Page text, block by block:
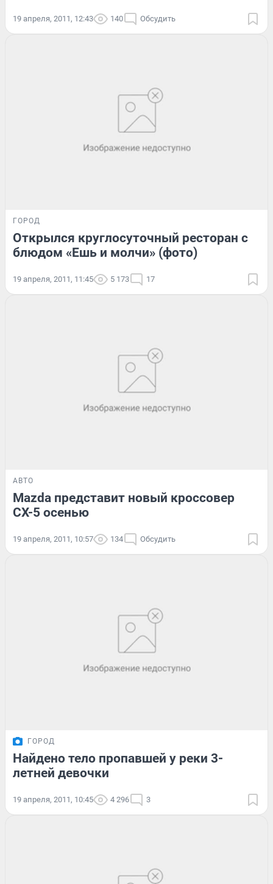
19 апреля, 2011, 12:43 140 Обсудить
ГОРОД
Открылся круглосуточный ресторан с
блюдом «Ешь и молчи» (фото)
19 апреля, 2011, 11:45 5 173 17
АВТО
Mazda представит новый кроссовер
CX-5 осенью
19 апреля, 2011, 10:57 134 Обсудить
ГОРОД
Найдено тело пропавшей у реки 3-
летней девочки
19 апреля, 2011, 10:45 4 296 3